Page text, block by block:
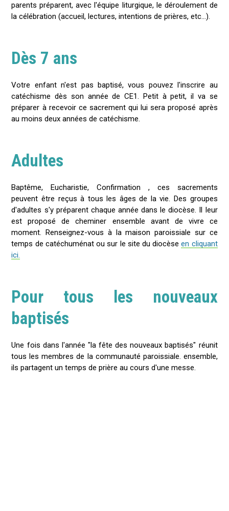
parents préparent, avec l'équipe liturgique, le déroulement de
la célébration (accueil, lectures, intentions de prières, etc...).
Dès 7 ans
Votre enfant n'est pas baptisé, vous pouvez l'inscrire au
catéchisme dès son année de CE1. Petit à petit, il va se
préparer à recevoir ce sacrement qui lui sera proposé après
au moins deux années de catéchisme.
Adultes
Baptême, Eucharistie, Confirmation , ces sacrements
peuvent être reçus à tous les âges de la vie. Des groupes
d'adultes s'y préparent chaque année dans le diocèse. Il leur
est proposé de cheminer ensemble avant de vivre ce
moment. Renseignez-vous à la maison paroissiale sur ce
temps de catéchuménat ou sur le site du diocèseen cliquant
ici.
Pour tous les nouveaux
baptisés
Une fois dans l'année "la fête des nouveaux baptisés" réunit
tous les membres de la communauté paroissiale. ensemble,
ils partagent un temps de prière au cours d'une messe.